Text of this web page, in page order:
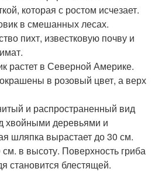
которая с ростом исчезает.
в смешанных лесах.
пихт, известковую почву и
растет в Северной Америке.
в розовый цвет, а верх
и распространенный вид
хвойными деревьями и
шляпка вырастает до 30 см.
в высоту. Поверхность гриба
становится блестящей.